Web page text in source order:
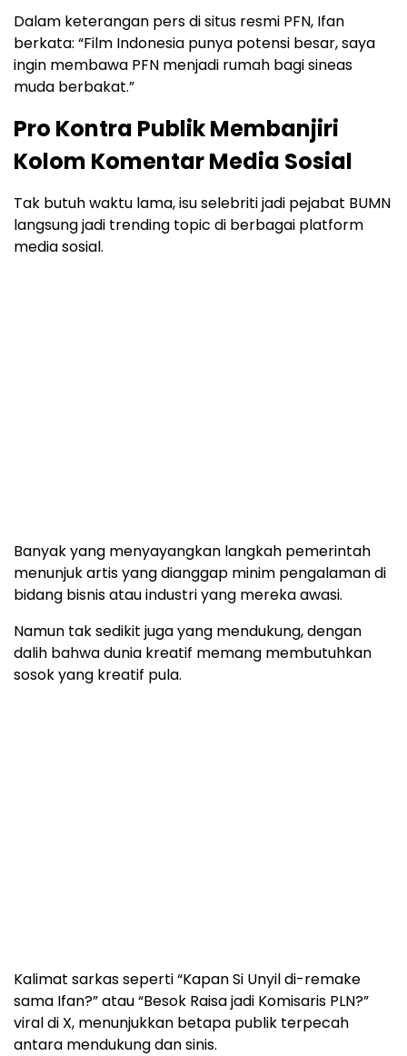
Dalam keterangan pers di situs resmi PFN, Ifan
berkata: “Film Indonesia punya potensi besar, saya
ingin membawa PFN menjadi rumah bagi sineas
muda berbakat.”
Pro Kontra Publik Membanjiri
Kolom Komentar Media Sosial
Tak butuh waktu lama, isu selebriti jadi pejabat BUMN
langsung jadi trending topic di berbagai platform
media sosial.
Banyak yang menyayangkan langkah pemerintah
menunjuk artis yang dianggap minim pengalaman di
bidang bisnis atau industri yang mereka awasi.
Namun tak sedikit juga yang mendukung, dengan
dalih bahwa dunia kreatif memang membutuhkan
sosok yang kreatif pula.
Kalimat sarkas seperti “Kapan Si Unyil di-remake
sama Ifan?” atau “Besok Raisa jadi Komisaris PLN?”
viral di X, menunjukkan betapa publik terpecah
antara mendukung dan sinis.